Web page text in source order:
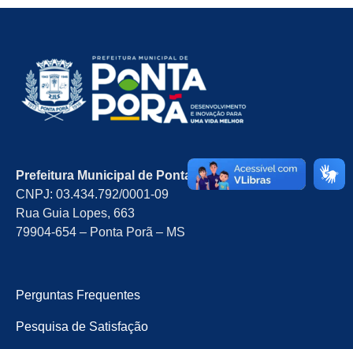
Prefeitura Municipal de Ponta Porã/MS
CNPJ: 03.434.792/0001-09
Rua Guia Lopes, 663
79904-654 – Ponta Porã – MS
Perguntas Frequentes
Pesquisa de Satisfação